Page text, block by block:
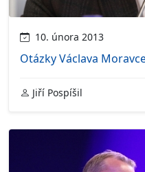
10. února 2013
Otázky Václava
Jiří Pospíšil